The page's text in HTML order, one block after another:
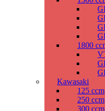
1800
Kawasaki
125 ccm
250 ccm
300 ccm